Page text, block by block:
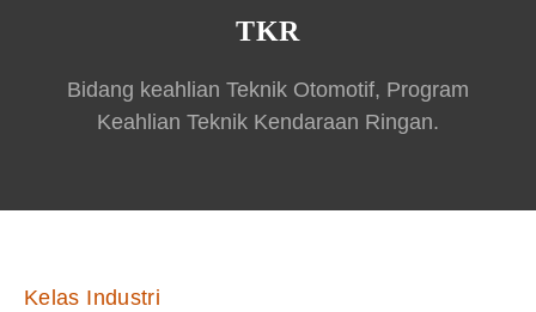
TKR
Bidang keahlian Teknik Otomotif, Program
Keahlian Teknik Kendaraan Ringan.
Kelas Industri